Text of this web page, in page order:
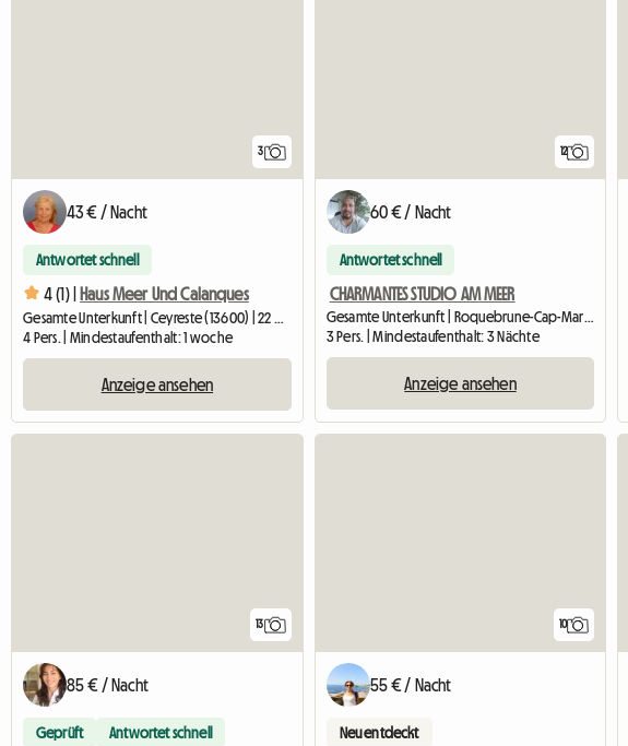
3
43 € / Nacht
Antwortet schnell
4 (1) | Haus Meer Und Calanques
Gesamte Unterkunft | Ceyreste (13600) | 22 M2
4 Pers. | Mindestaufenthalt: 1 woche
Anzeige ansehen
12
60 € / Nacht
Antwortet schnell
CHARMANTES STUDIO AM MEER
Gesamte Unterkunft | Roquebrune-Cap-Martin (06190) | 27 M2
3 Pers. | Mindestaufenthalt: 3 Nächte
Anzeige ansehen
13
85 € / Nacht
Geprüft Antwortet schnell
10
55 € / Nacht
Neu entdeckt